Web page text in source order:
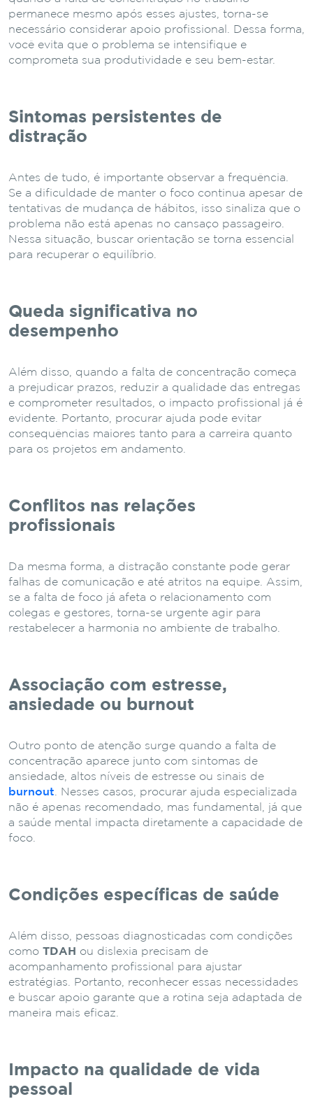
permanece mesmo após esses ajustes, torna-se
necessário considerar apoio profissional. Dessa forma,
você evita que o problema se intensifique e
comprometa sua produtividade e seu bem-estar.
Sintomas persistentes de
distração
Antes de tudo, é importante observar a frequência.
Se a dificuldade de manter o foco continua apesar de
tentativas de mudança de hábitos, isso sinaliza que o
problema não está apenas no cansaço passageiro.
Nessa situação, buscar orientação se torna essencial
para recuperar o equilíbrio.
Queda significativa no
desempenho
Além disso, quando a falta de concentração começa
a prejudicar prazos, reduzir a qualidade das entregas
e comprometer resultados, o impacto profissional já é
evidente. Portanto, procurar ajuda pode evitar
consequências maiores tanto para a carreira quanto
para os projetos em andamento.
Conflitos nas relações
profissionais
Da mesma forma, a distração constante pode gerar
falhas de comunicação e até atritos na equipe. Assim,
se a falta de foco já afeta o relacionamento com
colegas e gestores, torna-se urgente agir para
restabelecer a harmonia no ambiente de trabalho.
Associação com estresse,
ansiedade ou burnout
Outro ponto de atenção surge quando a falta de
concentração aparece junto com sintomas de
ansiedade, altos níveis de estresse ou sinais de
burnout . Nesses casos, procurar ajuda especializada
não é apenas recomendado, mas fundamental, já que
a saúde mental impacta diretamente a capacidade de
foco.
Condições específicas de saúde
Além disso, pessoas diagnosticadas com condições
como TDAH ou dislexia precisam de
acompanhamento profissional para ajustar
estratégias. Portanto, reconhecer essas necessidades
e buscar apoio garante que a rotina seja adaptada de
maneira mais eficaz.
Impacto na qualidade de vida
pessoal